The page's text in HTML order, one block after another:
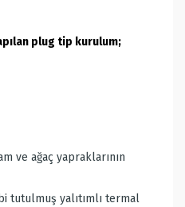
plug tip kurulum;
ve ağaç yapraklarının
tutulmuş yalıtımlı termal